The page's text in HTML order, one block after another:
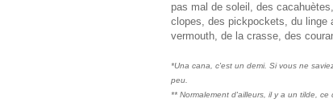
pas mal de soleil, des
clopes, des pickpockets, du linge
vermouth, de la crasse, des
*Una cana, c'est un demi. Si vous ne
peu.
** Normalement d'ailleurs, il y a un tilde,